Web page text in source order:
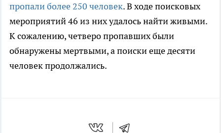
пропали более 250 человек. В ходе поисковых
мероприятий 46 из них удалось найти живыми.
К сожалению, четверо пропавших были
обнаружены мертвыми, а поиски еще десяти
человек продолжались.